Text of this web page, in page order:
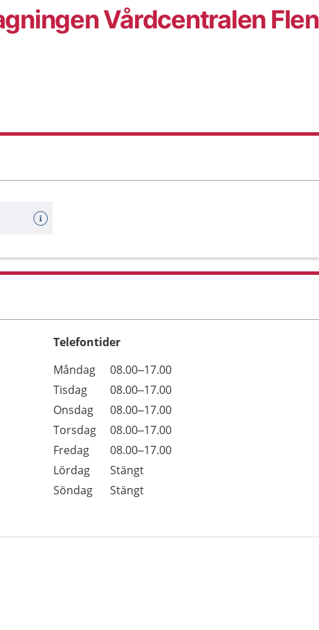
Vårdcentralen
Telefontider
Dag
Öppettider
Kommentarer
Måndag
08.00–17.00
Tisdag
08.00–17.00
Onsdag
08.00–17.00
Torsdag
08.00–17.00
Fredag
08.00–17.00
Lördag
Stängt
Söndag
Stängt